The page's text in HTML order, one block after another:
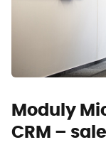
Moduly
CRM –